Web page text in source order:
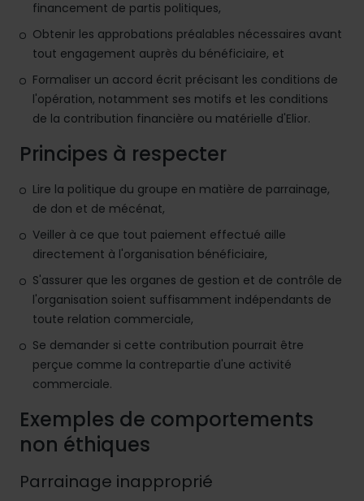
financement de partis politiques,
Obtenir les approbations préalables nécessaires avant
tout engagement auprès du bénéficiaire, et
Formaliser un accord écrit précisant les conditions de
l'opération, notamment ses motifs et les conditions
de la contribution financière ou matérielle d'Elior.
Principes à respecter
Lire la politique du groupe en matière de parrainage,
de don et de mécénat,
Veiller à ce que tout paiement effectué aille
directement à l'organisation bénéficiaire,
S'assurer que les organes de gestion et de contrôle de
l'organisation soient suffisamment indépendants de
toute relation commerciale,
Se demander si cette contribution pourrait être
perçue comme la contrepartie d'une activité
commerciale.
Exemples de comportements
non éthiques
Parrainage inapproprié